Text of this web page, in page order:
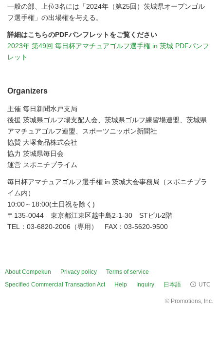
一般の部、上位3名には「2024年（第25回）茨城県オープンゴル
フ選手権」の出場権を与える。
詳細はこちらのPDFパンフレットをご覧ください
2023年 第49回 毎日杯アマチュアゴルフ選手権 in 茨城 PDFパンフ
レット
Organizers
主催 毎日新聞水戸支局
後援 茨城県ゴルフ場支配人会、茨城県ゴルフ練習場連盟、茨城県
アマチュアゴルフ連盟、スポーツニッポン新聞社
協賛 大塚食品株式会社
協力 茨城県毎日会
運営 スポニチプライム
毎日杯アマチュアゴルフ選手権 in 茨城大会事務局（スポニチプラ
イム内）
10:00～18:00(土日祝を除く)
〒135-0044 東京都江東区越中島2-1-30 STビル2階
TEL：03-6820-2006（専用） FAX：03-5620-9500
About Compekun Privacy policy
Terms of service
Specified Commercial Transaction Act
Help Inquiry 日本語 UTC
© Promotions, Inc.